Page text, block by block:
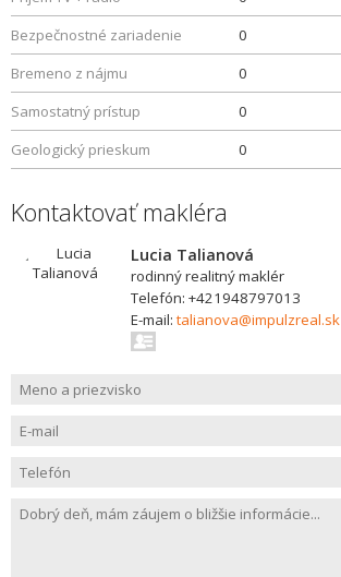
Bezpečnostné zariadenie
0
Bremeno z nájmu
0
Samostatný prístup
0
Geologický prieskum
0
Kontaktovať makléra
Lucia Talianová
rodinný realitný maklér
Telefón: +421948797013
E-mail: talianova@impulzreal.sk